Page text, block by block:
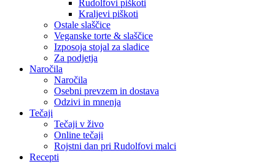
Rudolfovi piškoti
Kraljevi piškoti
Ostale slaščice
Veganske torte & slaščice
Izposoja stojal za sladice
Za podjetja
Naročila
Naročila
Osebni prevzem in dostava
Odzivi in mnenja
Tečaji
Tečaji v živo
Online tečaji
Rojstni dan pri Rudolfovi malci
Recepti